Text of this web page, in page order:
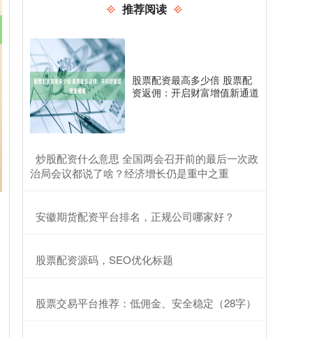
推荐阅读
股票配资最高多少倍 股票配
资返佣：开启财富增值新通道
​炒股配资什么意思 全国两会召开前的最后一次政
治局会议都说了啥？经济增长仍是重中之重
​安徽期货配资平台排名，正规公司哪家好？
​股票配资源码，SEO优化标题
​股票交易平台推荐：低佣金、安全稳定（28字）